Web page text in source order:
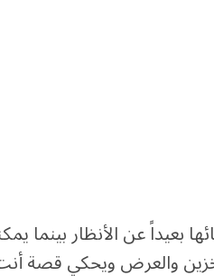
بعيداً عن الأنظار
والعرض ويحكي قصة